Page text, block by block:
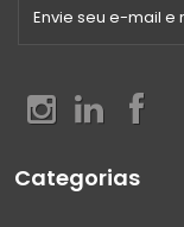
Categorias